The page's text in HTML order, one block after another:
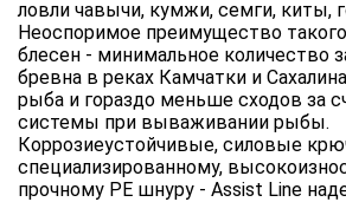
ловли чавычи, кумжи, семги, киты,
Неоспоримое преимущество
блесен - минимальное количество
бревна в реках Камчатки и
рыба и гораздо меньше сходов за
системы при вываживании рыбы.
Коррозиеустойчивые, силовые
специализированному,
прочному PE шнуру - Assist Line